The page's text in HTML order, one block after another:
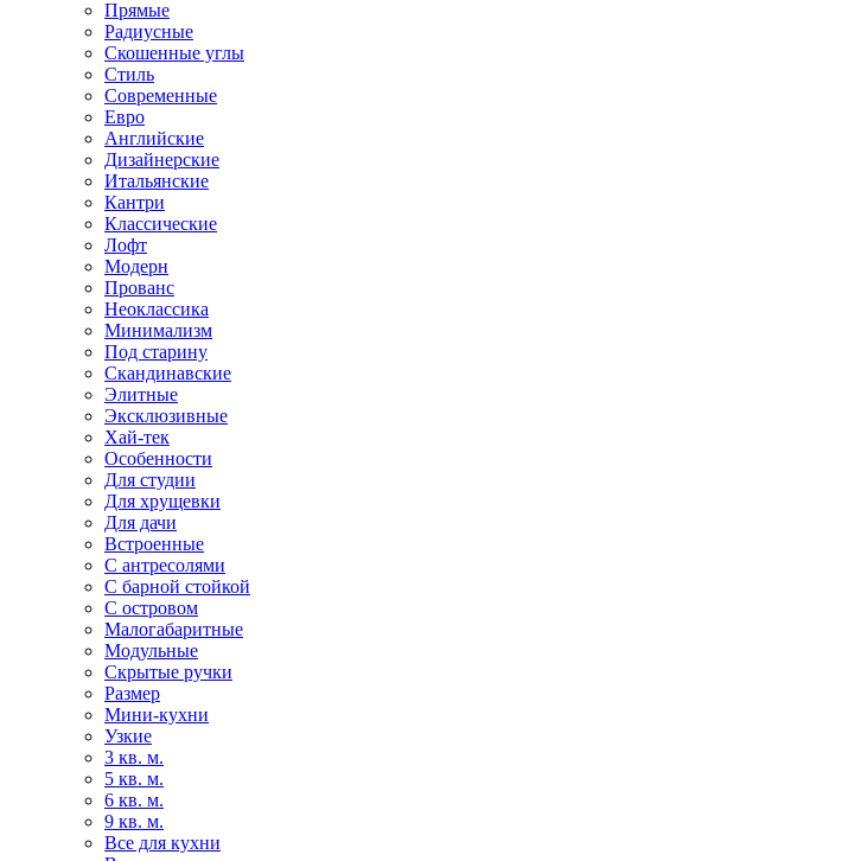
Прямые
Радиусные
Скошенные углы
Стиль
Современные
Евро
Английские
Дизайнерские
Итальянские
Кантри
Классические
Лофт
Модерн
Прованс
Неоклассика
Минимализм
Под старину
Скандинавские
Элитные
Эксклюзивные
Хай-тек
Особенности
Для студии
Для хрущевки
Для дачи
Встроенные
С антресолями
С барной стойкой
С островом
Малогабаритные
Модульные
Скрытые ручки
Размер
Мини-кухни
Узкие
3 кв. м.
5 кв. м.
6 кв. м.
9 кв. м.
Все для кухни